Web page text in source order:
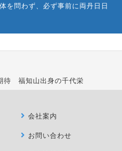
を問わず、必ず事前に両丹日日
待 福知山出身の千代栄
会社案内
お問い合わせ